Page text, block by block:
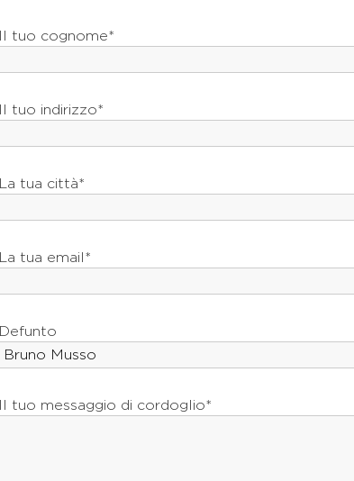
Il tuo cognome*
Il tuo indirizzo*
La tua città*
La tua email*
Defunto
Il tuo messaggio di cordoglio*